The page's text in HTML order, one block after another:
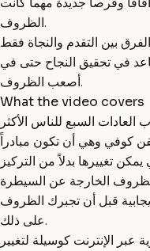
الظروف.
في تحقيق النجاح حتى في
أصعب الظروف.
What the video covers
العادات السبع للناس الأكثر
تغييرها بدلاً من التركيز
قبل أن تجبرك الظروف
على ذلك.
عبر الإنترنت كوسيلة لتغيير